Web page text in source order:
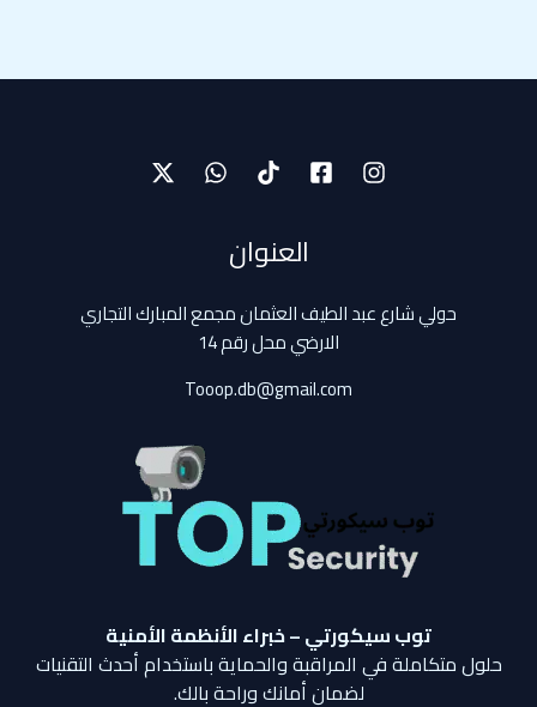
العنوان
حولي شارع عبد الطيف العثمان مجمع المبارك التجاري
الارضي محل رقم 14
Tooop.db@gmail.com
توب سيكورتي – خبراء الأنظمة الأمنية
حلول متكاملة في المراقبة والحماية باستخدام أحدث التقنيات
لضمان أمانك وراحة بالك.